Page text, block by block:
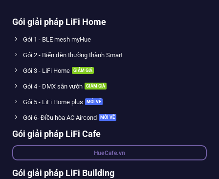
Gói giải pháp LiFi Home
Gói 1 - BLE mesh myHue
Gói 2 - Biến đèn thường thành Smart
Gói 3 - LiFi Home
Gói 4 - DMX sân vườn
Gói 5 - LiFi Home plus
Gói 6- Điều hòa AC Aircond
Gói giải pháp LiFi Cafe
HueCafe.vn
Gói giải pháp LiFi Building